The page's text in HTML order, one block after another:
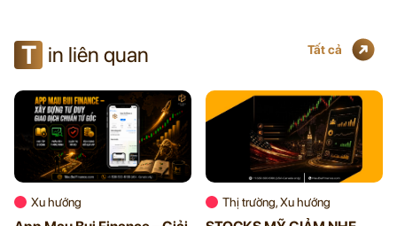
T in liên quan Tất cả
Xu hướng Thị trường, Xu hướng